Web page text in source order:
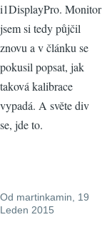
i1DisplayPro. Monitor
jsem si tedy půjčil
znovu a v článku se
pokusil popsat, jak
taková kalibrace
vypadá. A světe div
se, jde to.
Od martinkamin , 19
Leden 2015